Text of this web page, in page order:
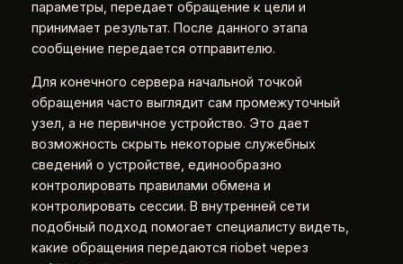
параметры, передает обращение к цели и
принимает результат. После данного этапа
сообщение передается отправителю.
Для конечного сервера начальной точкой
обращения часто выглядит сам промежуточный
узел, а не первичное устройство. Это дает
возможность скрыть некоторые служебных
сведений о устройстве, единообразно
контролировать правилами обмена и
контролировать сессии. В внутренней сети
подобный подход помогает специалисту видеть,
какие обращения передаются riobet через